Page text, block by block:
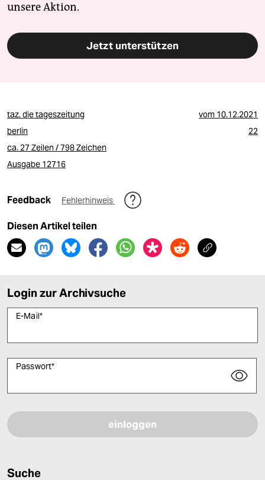
unsere Aktion.
Jetzt unterstützen
taz. die tageszeitung vom 10.12.2021
berlin
22
ca. 27 Zeilen / 798 Zeichen
Ausgabe 12716
Feedback Fehlerhinweis
Diesen Artikel teilen
Login zur Archivsuche
E-Mail*
Passwort*
Suche